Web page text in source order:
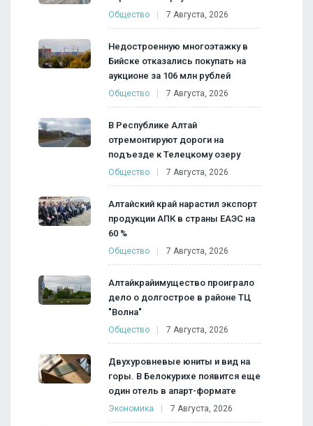
Общество 7 Августа, 2026
Недостроенную многоэтажку в
Бийске отказались покупать на
аукционе за 106 млн рублей
Общество 7 Августа, 2026
В Республике Алтай
отремонтируют дороги на
подъезде к Телецкому озеру
Общество 7 Августа, 2026
Алтайский край нарастил экспорт
продукции АПК в страны ЕАЭС на
60 %
Общество 7 Августа, 2026
Алтайкрайимущество проиграло
дело о долгострое в районе ТЦ
"Волна"
Общество 7 Августа, 2026
Двухуровневые юниты и вид на
горы. В Белокурихе появится еще
один отель в апарт-формате
Экономика 7 Августа, 2026